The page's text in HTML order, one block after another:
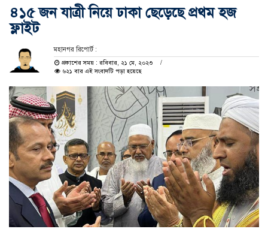
৪১৫ জন যাত্রী নিয়ে ঢাকা ছেড়েছে প্রথম হজ
ফ্লাইট
মহানগর রিপোর্ট :
প্রকাশের সময় : রবিবার, ২১ মে, ২০২৩
৬২১ বার এই সংবাদটি পড়া হয়েছে